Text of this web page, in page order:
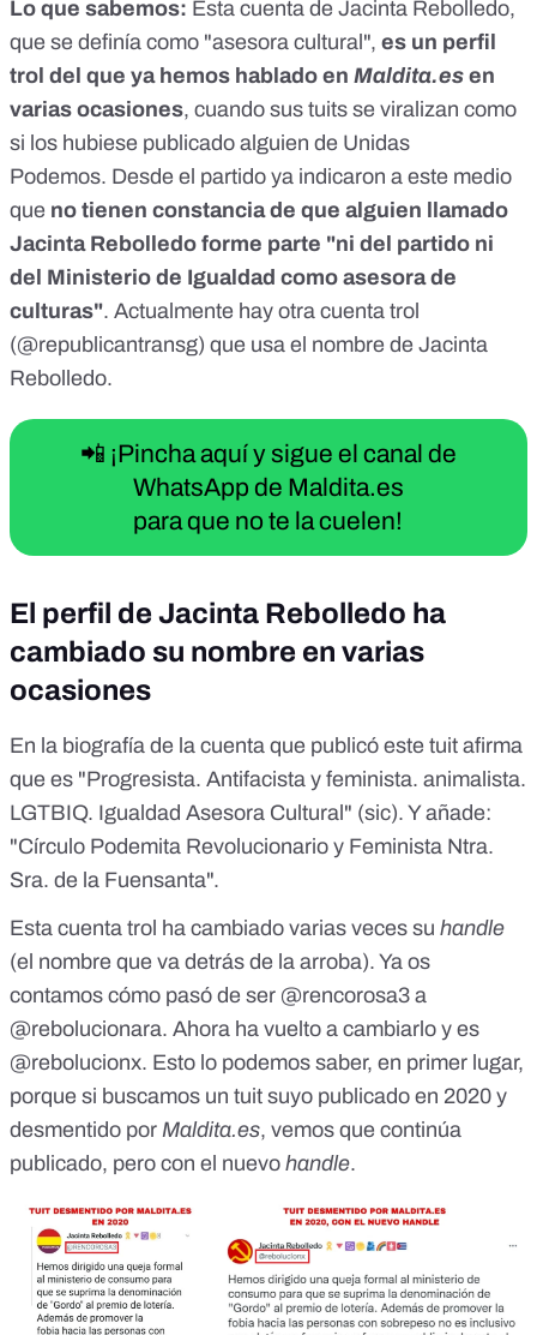
Lo que sabemos: Esta cuenta de Jacinta Rebolledo,
que se definía como "asesora cultural", es un perfil
trol del que ya hemos hablado en Maldita.es en
varias ocasiones, cuando sus tuits se viralizan como
si los hubiese publicado alguien de Unidas
Podemos. Desde el partido ya indicaron a este medio
que no tienen constancia de que alguien llamado
Jacinta Rebolledo forme parte "ni del partido ni
del Ministerio de Igualdad como asesora de
culturas". Actualmente hay otra cuenta trol
(@republicantransg) que usa el nombre de Jacinta
Rebolledo.
📲 ¡Pincha aquí y sigue el canal de
WhatsApp de Maldita.es
para que no te la cuelen!
El perfil de Jacinta Rebolledo ha
cambiado su nombre en varias
ocasiones
En la biografía de la cuenta que publicó este tuit afirma
que es "Progresista. Antifacista y feminista. animalista.
LGTBIQ. Igualdad Asesora Cultural" (sic). Y añade:
"Círculo Podemita Revolucionario y Feminista Ntra.
Sra. de la Fuensanta".
Esta cuenta trol ha cambiado varias veces su handle
(el nombre que va detrás de la arroba). Ya os
contamos cómo pasó de ser @rencorosa3 a
@rebolucionara. Ahora ha vuelto a cambiarlo y es
@rebolucionx. Esto lo podemos saber, en primer lugar,
porque si buscamos un tuit suyo publicado en 2020 y
desmentido por Maldita.es, vemos que continúa
publicado, pero con el nuevo handle.